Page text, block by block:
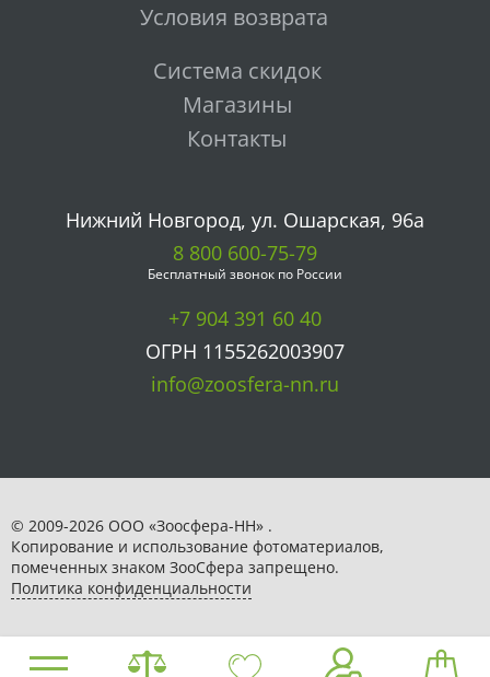
Условия возврата
Система скидок
Магазины
Контакты
Нижний Новгород, ул. Ошарская, 96а
8 800 600-75-79
Бесплатный звонок по России
+7 904 391 60 40
ОГРН 1155262003907
info@zoosfera-nn.ru
© 2009-2026 ООО «Зоосфера-НН» .
Копирование и использование фотоматериалов,
помеченных знаком ЗooСфера запрещено.
Политика конфиденциальности